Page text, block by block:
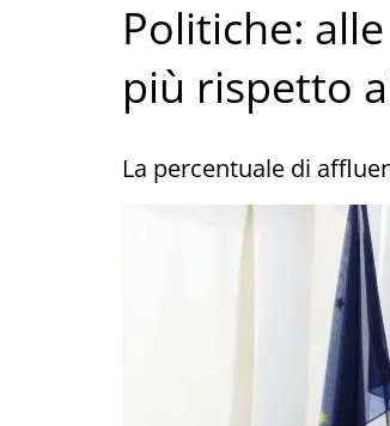
Politiche:
più rispetto
La percentuale di